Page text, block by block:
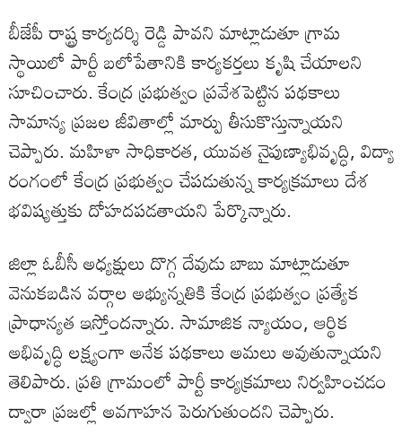
బీజేపీ రాష్ట్ర కార్యదర్శి రెడ్డి పావని మాట్లాడుతూ గ్రామ
స్థాయిలో పార్టీ బలోపేతానికి కార్యకర్తలు కృషి చేయాలని
సూచించారు. కేంద్ర ప్రభుత్వం ప్రవేశపెట్టిన పథకాలు
సామాన్య ప్రజల జీవితాల్లో మార్పు తీసుకొస్తున్నాయని
చెప్పారు. మహిళా సాధికారత, యువత నైపుణ్యాభివృద్ధి, విద్యా
రంగంలో కేంద్ర ప్రభుత్వం చేపడుతున్న కార్యక్రమాలు దేశ
భవిష్యత్తుకు దోహదపడతాయని పేర్కొన్నారు.
జిల్లా ఓబీసీ అధ్యక్షులు దొగ్గ దేవుడు బాబు మాట్లాడుతూ
వెనుకబడిన వర్గాల అభ్యున్నతికి కేంద్ర ప్రభుత్వం ప్రత్యేక
ప్రాధాన్యత ఇస్తోందన్నారు. సామాజిక న్యాయం, ఆర్థిక
అభివృద్ధి లక్ష్యంగా అనేక పథకాలు అమలు అవుతున్నాయని
తెలిపారు. ప్రతి గ్రామంలో పార్టీ కార్యక్రమాలు నిర్వహించడం
ద్వారా ప్రజల్లో అవగాహన పెరుగుతుందని చెప్పారు.